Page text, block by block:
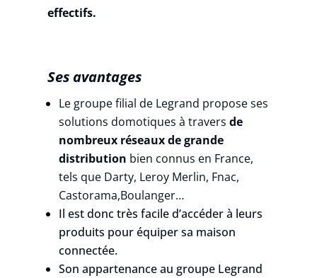
effectifs.
Ses avantages
Le groupe filial de Legrand propose ses
solutions domotiques à traversde
nombreux réseaux de grande
distribution bien connus en France,
tels que Darty, Leroy Merlin, Fnac,
Castorama,Boulanger…
Il est donc très facile d’accéder à leurs
produits pour équiper sa maison
connectée.
Son appartenance au groupe Legrand